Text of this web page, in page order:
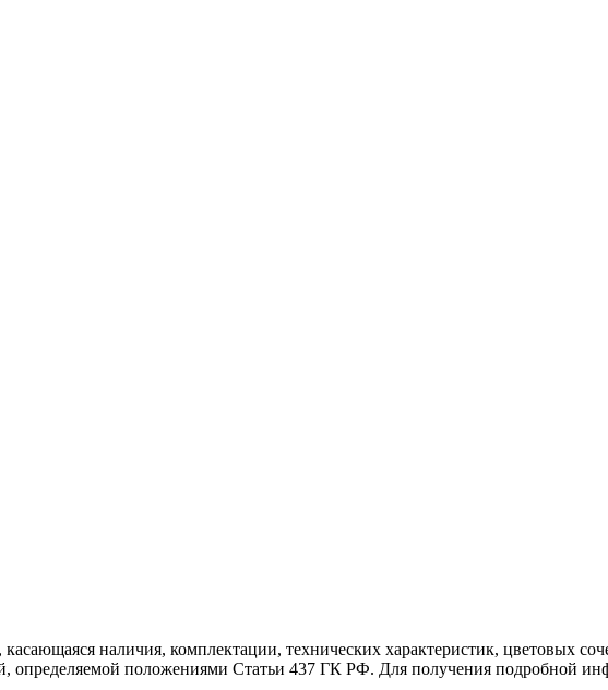
наличия, комплектации, технических характеристик, цветовых
определяемой положениями Статьи 437 ГК РФ. Для получения подробной